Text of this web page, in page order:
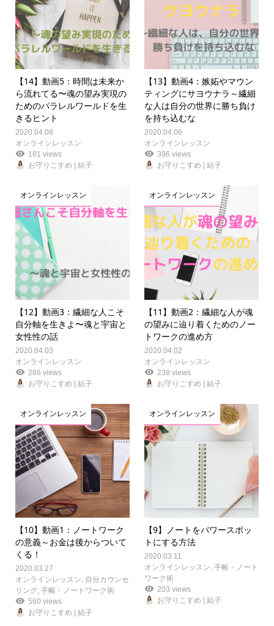
【14】動画5：時間は未来か
ら流れてる〜魂の望み実現の
ためのパラレルワールドを生
きるヒント
2020.04.08
オンラインレッスン
181 views
お守りこすめ | 結子
【13】動画4：嫉妬やマウン
ティングにサヨウナラ～繊細
な人は自分の世界に勝ち負け
を持ち込むな
2020.04.06
オンラインレッスン
396 views
お守りこすめ | 結子
オンラインレッスン
【12】動画3：繊細な人こそ
自分軸を生きよ〜魂と宇宙と
女性性の話
2020.04.03
オンラインレッスン
266 views
お守りこすめ | 結子
オンラインレッスン
【11】動画2：繊細な人が魂
の望みに辿り着くためのノー
トワークの進め方
2020.04.02
オンラインレッスン
238 views
お守りこすめ | 結子
オンラインレッスン
【10】動画1：ノートワーク
の意義～お金は後からついて
くる！
2020.03.27
オンラインレッスン, 自分カウンセ
リング, 手帳・ノートワーク術
560 views
お守りこすめ | 結子
オンラインレッスン
【9】ノートをパワースポッ
トにする方法
2020.03.11
オンラインレッスン,手帳・ノート
ワーク術
203 views
お守りこすめ | 結子